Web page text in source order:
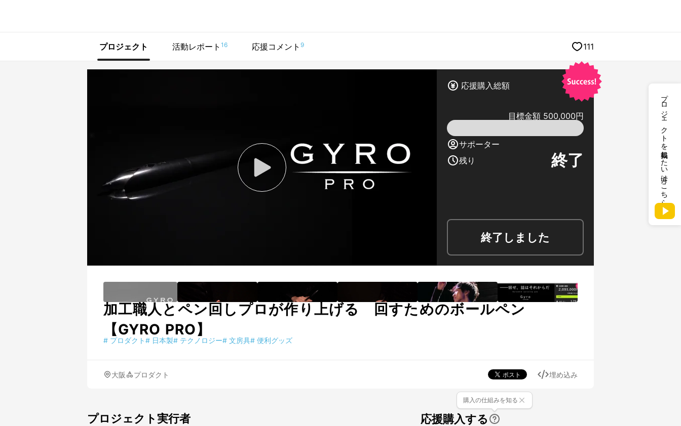
プロジェクトを掲載したい方はこちら
プロジェクト 活動レポート 16 応援コメント 9 111
応援購入総額
目標金額 500,000円
サポーター
残り
終了
終了しました
加工職人とペン回しプロが作り上げる 回すためのボールペン
【GYRO PRO】
# プロダクト# 日本製# テクノロジー# 文房具# 便利グッズ
大阪 プロダクト 埋め込み
プロジェクト実行者 応援購入する
購入の仕組みを知る